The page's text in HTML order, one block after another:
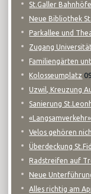
St.Galler
Neue Bibliothek
Parkallee und
Zugang
Familiengärten
Kolosseumplatz
Uzwil, Kreuzung
Sanierung
Velos gehören
Überdeckung
Radstreifen auf
Neue
Alles richtig am